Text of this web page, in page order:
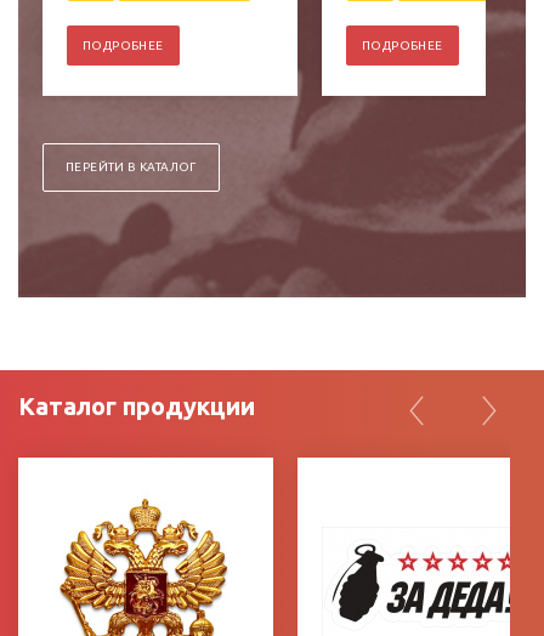
ПОДРОБНЕЕ ПОДРОБНЕЕ
ПЕРЕЙТИ В КАТАЛОГ
Каталог продукции